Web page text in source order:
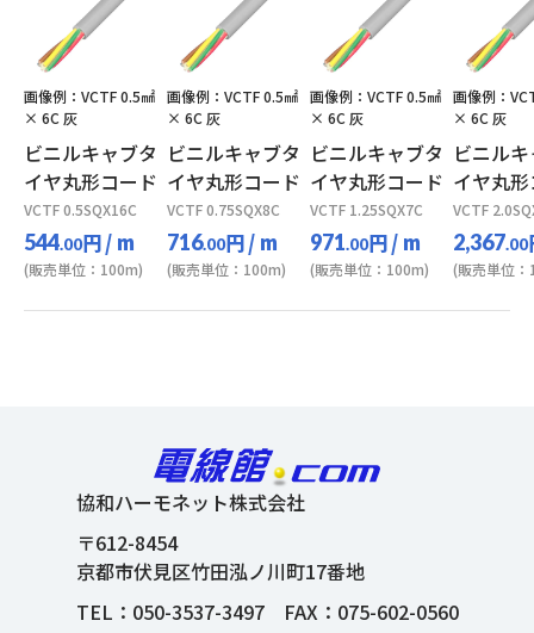
画像例：VCTF 0.5㎟
× 6C 灰
ビニルキャブタ
イヤ丸形コード
VCTF 0.5SQX16C
544.00円/ m
(販売単位：100m)
画像例：VCTF 0.5㎟
× 6C 灰
ビニルキャブタ
イヤ丸形コード
VCTF 0.75SQX8C
716.00円/ m
(販売単位：100m)
画像例：VCTF 0.5㎟
× 6C 灰
ビニルキャブタ
イヤ丸形コード
VCTF 1.25SQX7C
971.00円/ m
(販売単位：100m)
画像例：
× 6C 灰
ビニル
イヤ丸
VCTF
2,367.00
(販売単位
協和ハーモネット株式会社
〒612-8454
京都市伏見区竹田泓ノ川町17番地
TEL： 050-3537-3497FAX：075-602-0560